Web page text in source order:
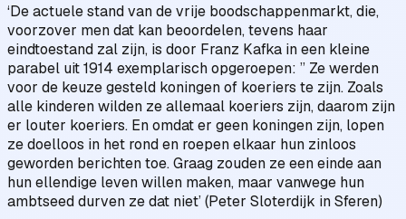
‘De actuele stand van de vrije boodschappenmarkt, die,
voorzover men dat kan beoordelen, tevens haar
eindtoestand zal zijn, is door Franz Kafka in een kleine
parabel uit 1914 exemplarisch opgeroepen: ” Ze werden
voor de keuze gesteld koningen of koeriers te zijn. Zoals
alle kinderen wilden ze allemaal koeriers zijn, daarom zijn
er louter koeriers. En omdat er geen koningen zijn, lopen
ze doelloos in het rond en roepen elkaar hun zinloos
geworden berichten toe. Graag zouden ze een einde aan
hun ellendige leven willen maken, maar vanwege hun
ambtseed durven ze dat niet’ (Peter Sloterdijk in Sferen)